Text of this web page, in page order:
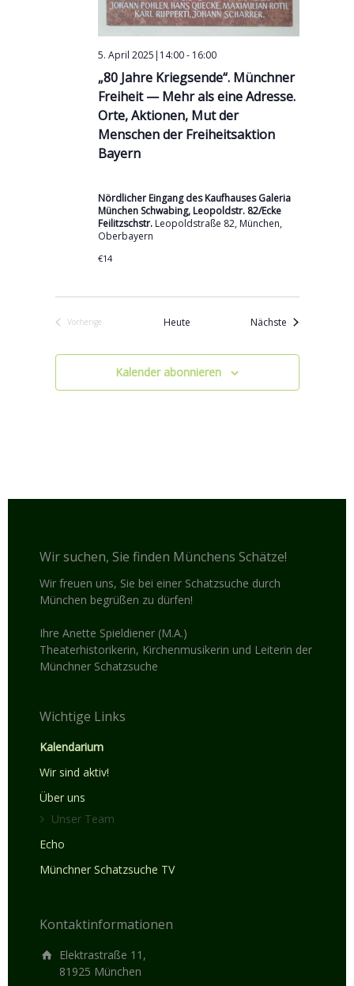
„80 Jahre Kriegsende“. Münchner
Freiheit — Mehr als eine Adresse.
Orte, Aktionen, Mut der
Menschen der Freiheitsaktion
Bayern
5. April 2025|14:00- 16:00
Nördlicher Eingang des Kaufhauses Galeria
München Schwabing, Leopoldstr. 82/Ecke
Feilitzschstr. Leopoldstraße 82, München,
Oberbayern
€14
Vorherige
Heute Nächste
Kalender abonnieren
Wir suchen, Sie finden Münchens Schätze!
Wir freuen uns, Sie bei einer Schatzsuche durch
München begrüßen zu dürfen!
Ihre Anette Spieldiener (M.A.)
Theaterhistorikerin, Kirchenmusikerin und Leiterin der
Münchner Schatzsuche
Wichtige Links
Kalendarium
Wir sind aktiv!
Über uns
Unser Team
Echo
Münchner Schatzsuche TV
Kontaktinformationen
Elektrastraße 11,
81925 München